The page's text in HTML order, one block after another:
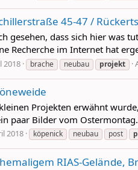
45-47 /
gesehen, dass sich hier was
Recherche im Internet hat
2018 brache neubau projekt
Projekten erwähnt
paar Bilder vom Ostermontag.
2018 köpenick neubau post
RIAS-Gelände,